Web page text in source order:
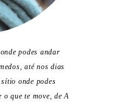
podes andar
até nos dias
onde podes
o que te move, de A